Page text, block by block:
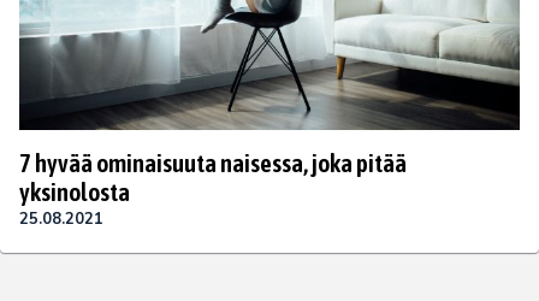
7 hyvää ominaisuuta naisessa, joka pitää
yksinolosta
25.08.2021